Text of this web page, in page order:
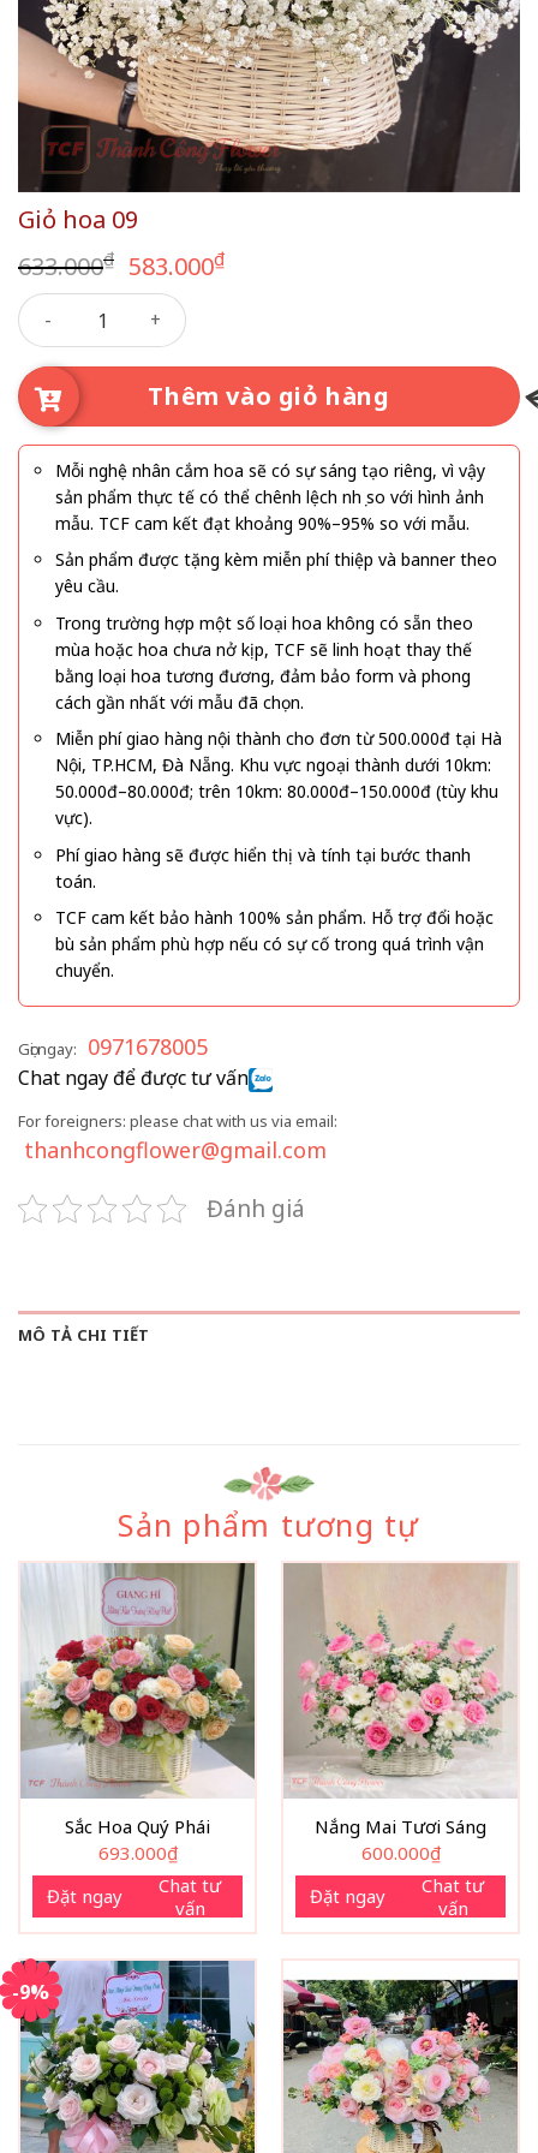
Giỏ hoa 09
633.000₫ Giá
gốc
là:
633.000₫.
583.000₫Giá
583.000₫.
Giỏ hoa 09 số lượng
Thêm vào giỏ hàng
Mỗi nghệ nhân cắm hoa sẽ có sự sáng tạo riêng, vì vậy
sản phẩm thực tế có thể chênh lệch nhẹ so với hình ảnh
mẫu. TCF cam kết đạt khoảng 90%–95% so với mẫu.
Sản phẩm được tặng kèm miễn phí thiệp và banner theo
yêu cầu.
Trong trường hợp một số loại hoa không có sẵn theo
mùa hoặc hoa chưa nở kịp, TCF sẽ linh hoạt thay thế
bằng loại hoa tương đương, đảm bảo form và phong
cách gần nhất với mẫu đã chọn.
Miễn phí giao hàng nội thành cho đơn từ 500.000đ tại Hà
Nội, TP.HCM, Đà Nẵng. Khu vực ngoại thành dưới 10km:
50.000đ–80.000đ; trên 10km: 80.000đ–150.000đ (tùy khu
vực).
Phí giao hàng sẽ được hiển thị và tính tại bước thanh
toán.
TCF cam kết bảo hành 100% sản phẩm. Hỗ trợ đổi hoặc
bù sản phẩm phù hợp nếu có sự cố trong quá trình vận
chuyển.
Gọi ngay: 0971678005
Chat ngay để được tư vấn
For foreigners: please chat with us via email:
thanhcongflower@gmail.com
Đánh giá
MÔ TẢ CHI TIẾT
Sản phẩm tương tự
Sắc Hoa Quý Phái
693.000₫
Đặt ngay
Chat tư
vấn
Nắng Mai Tươi Sáng
600.000₫
Đặt ngay
Chat tư
vấn
-9%